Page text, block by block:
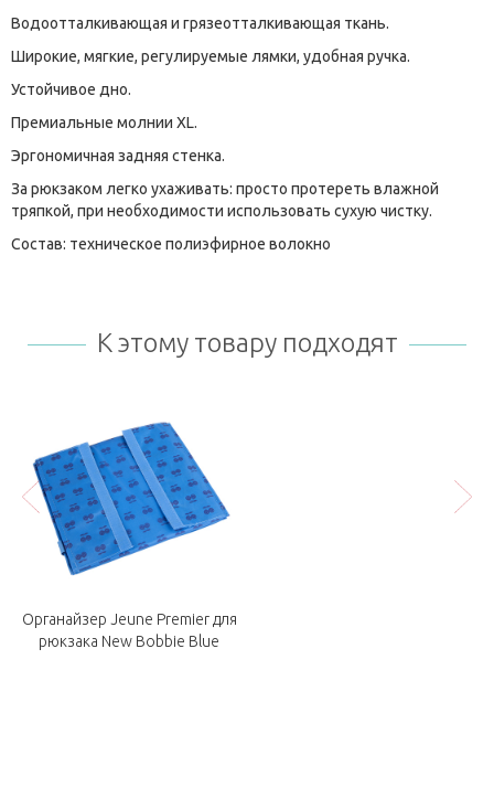
Водоотталкивающая и грязеотталкивающая ткань.
Широкие, мягкие, регулируемые лямки, удобная ручка.
Устойчивое дно.
Премиальные молнии XL.
Эргономичная задняя стенка.
За рюкзаком легко ухаживать: просто протереть влажной
тряпкой, при необходимости использовать сухую чистку.
Состав: техническое полиэфирное волокно
К этому товару подходят
Органайзер Jeune Premier для
рюкзака New Bobbie Blue